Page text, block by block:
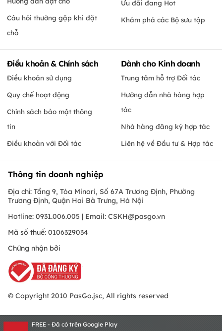
Câu hỏi thường gặp khi đặt
chỗ
Ưu đãi đang Hot
Khám phá các Bộ sưu tập
Điều khoản & Chính sách
Điều khoản sử dụng
Quy chế hoạt động
Chính sách bảo mật thông
tin
Điều khoản với Đối tác
Dành cho Kinh doanh
Trung tâm hỗ trợ Đối tác
Hướng dẫn nhà hàng hợp
tác
Nhà hàng đăng ký hợp tác
Liên hệ về Đầu tư & Hợp tác
Thông tin doanh nghiệp
Địa chỉ: Tầng 9, Tòa Minori, Số 67A Trương Định, Phường
Trương Định, Quận Hai Bà Trưng, Hà Nội
Hotline: 0931.006.005 | Email: CSKH@pasgo.vn
Mã số thuế: 0106329034
Chứng nhận bởi
© Copyright 2010 PasGo.jsc, All rights reserved
FREE - Đã có trên Google Play